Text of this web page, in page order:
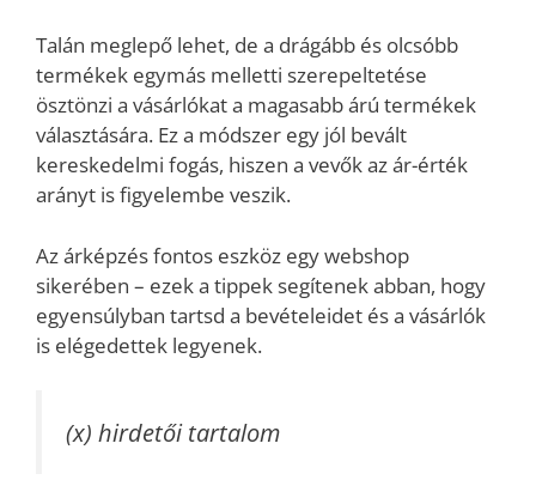
Talán meglepő lehet, de a drágább és olcsóbb
termékek egymás melletti szerepeltetése
ösztönzi a vásárlókat a magasabb árú termékek
választására. Ez a módszer egy jól bevált
kereskedelmi fogás, hiszen a vevők az ár-érték
arányt is figyelembe veszik.
Az árképzés fontos eszköz egy webshop
sikerében – ezek a tippek segítenek abban, hogy
egyensúlyban tartsd a bevételeidet és a vásárlók
is elégedettek legyenek.
(x) hirdetői tartalom